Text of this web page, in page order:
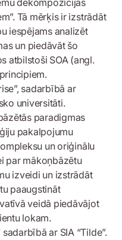
dekompozīcijas
Tā mērķis ir izstrādāt
iespējams analizēt
un piedāvāt šo
atbilstoši SOA (angl.
sadarbībā ar
universitāti.
paradigmas
pakalpojumu
un oriģinālu
par mākoņbāzētu
izveidi un izstrādāt
paaugstināt
veidā piedāvājot
lokam.
ar SIA “Tilde”.